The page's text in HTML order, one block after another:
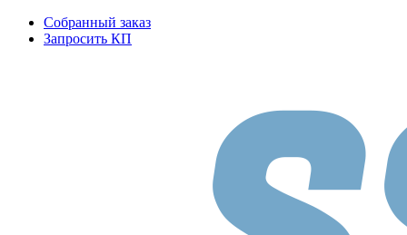
Собранный заказ
Запросить КП